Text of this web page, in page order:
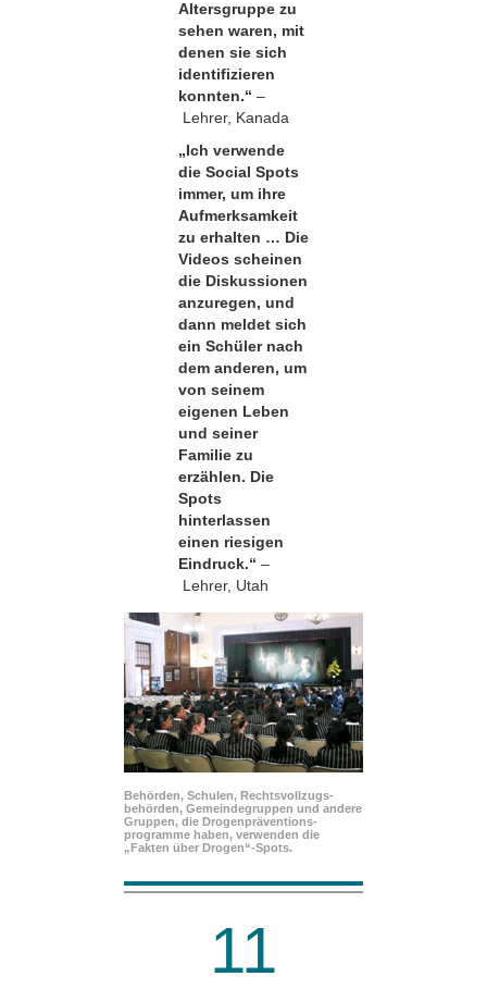
Altersgruppe zu
sehen waren, mit
denen sie sich
identifizieren
konnten.“ –
Lehrer, Kanada
„Ich verwende
die Social Spots
immer, um ihre
Aufmerksamkeit
zu erhalten … Die
Videos scheinen
die Diskussionen
anzuregen, und
dann meldet sich
ein Schüler nach
dem anderen, um
von seinem
eigenen Leben
und seiner
Familie zu
erzählen. Die
Spots
hinterlassen
einen riesigen
Eindruck.“ –
Lehrer, Utah
Behörden, Schulen, Rechtsvollzugs­
behörden, Gemeindegruppen und andere
Gruppen, die Drogenpräventions­
programme haben, verwenden die
„Fakten über Drogen“-Spots.
11